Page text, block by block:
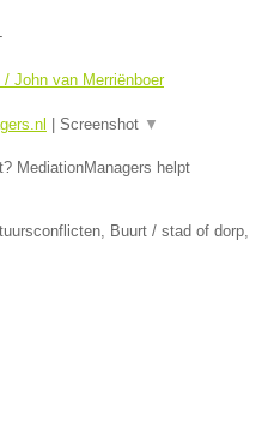
John van Merriënboer
Screenshot ▼
MediationManagers helpt
Buurt / stad of dorp,